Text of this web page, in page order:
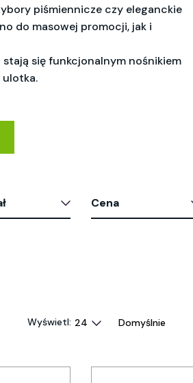
piśmiennicze czy eleganckie
do masowej promocji, jak i
stają się funkcjonalnym nośnikiem
ulotka.
Cena
Wyświetl: